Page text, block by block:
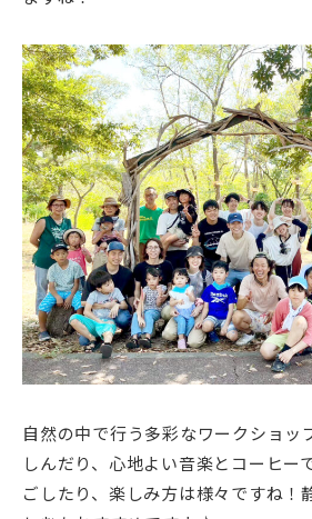
自然の中で行う多彩なワークショッ
しんだり、心地よい音楽とコーヒー
ごしたり、楽しみ方は様々ですね！